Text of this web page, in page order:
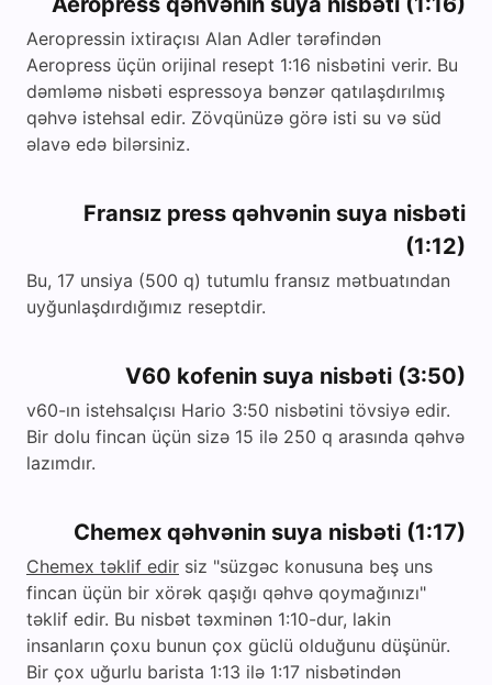
Aeropressin ixtiraçısı Alan Adler tərəfindən
Aeropress üçün orijinal resept 1:16 nisbətini verir. Bu
dəmləmə nisbəti espressoya bənzər qatılaşdırılmış
qəhvə istehsal edir. Zövqünüzə görə isti su və süd
əlavə edə bilərsiniz.
Fransız press qəhvənin suya nisbəti
(1:12)
Bu, 17 unsiya (500 q) tutumlu fransız mətbuatından
uyğunlaşdırdığımız reseptdir.
V60 kofenin suya nisbəti (3:50)
v60-ın istehsalçısı Hario 3:50 nisbətini tövsiyə edir.
Bir dolu fincan üçün sizə 15 ilə 250 q arasında qəhvə
lazımdır.
Chemex qəhvənin suya nisbəti (1:17)
Chemex təklif edir siz "süzgəc konusuna beş uns
fincan üçün bir xörək qaşığı qəhvə qoymağınızı"
təklif edir. Bu nisbət təxminən 1:10-dur, lakin
insanların çoxu bunun çox güclü olduğunu düşünür.
Bir çox uğurlu barista 1:13 ilə 1:17 nisbətindən